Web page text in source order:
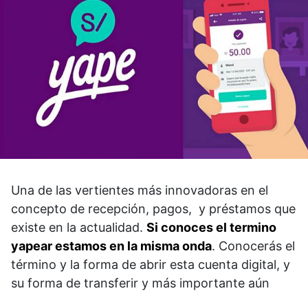
Una de las vertientes más innovadoras en el
concepto de recepción, pagos, y préstamos que
existe en la actualidad. Si conoces el termino
yapear estamos en la misma onda. Conocerás el
término y la forma de abrir esta cuenta digital, y
su forma de transferir y más importante aún